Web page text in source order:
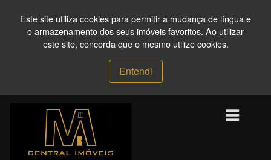
Este site utiliza cookies para permitir a mudança de língua e
o armazenamento dos seus imóveis favoritos. Ao utilizar
este site, concorda que o mesmo utilize cookies.
Entendi